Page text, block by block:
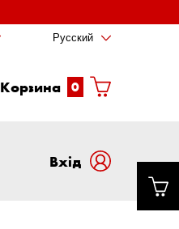
Русский
Корзина 0
Вxід